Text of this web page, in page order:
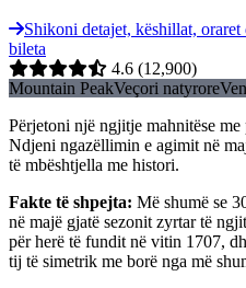
Shikoni detajet, këshillat, oraret
bileta
4.6 (12,900)
Mountain PeakVeçori natyrore
Përjetoni një ngjitje mahnitëse me
Ndjeni ngazëllimin e agimit në
të mbështjella me histori.
Fakte të shpejta: Më shumë se
në majë gjatë sezonit zyrtar të
për herë të fundit në vitin 1707,
tij të simetrik me borë nga më